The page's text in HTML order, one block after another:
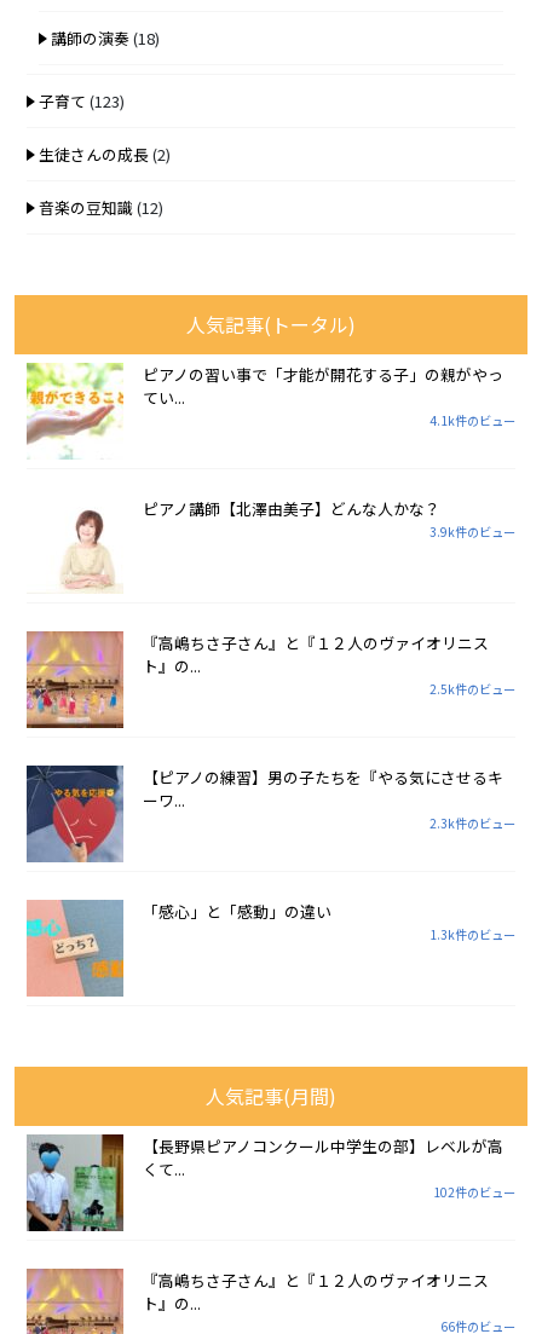
講師の演奏(18)
子育て (123)
生徒さんの成長(2)
音楽の豆知識(12)
人気記事(トータル)
ピアノの習い事で「才能が開花する子」の親がやっ
てい...
4.1k件のビュー
ピアノ講師【北澤由美子】どんな人かな？
3.9k件のビュー
『高嶋ちさ子さん』と『１２人のヴァイオリニス
ト』の...
2.5k件のビュー
【ピアノの練習】男の子たちを『やる気にさせるキ
ーワ...
2.3k件のビュー
「感心」と「感動」の違い
1.3k件のビュー
人気記事(月間)
【長野県ピアノコンクール中学生の部】レベルが高
くて...
102件のビュー
『高嶋ちさ子さん』と『１２人のヴァイオリニス
ト』の...
66件のビュー